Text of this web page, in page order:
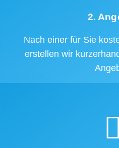
2.
Nach einer für Sie
erstellen wir